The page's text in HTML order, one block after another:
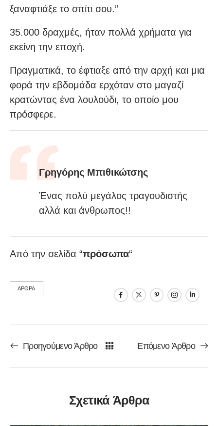
ξαναφτιάξε το σπίτι σου.”
35.000 δραχμές, ήταν πολλά χρήματα για
εκείνη την εποχή.
Πραγματικά, το έφτιαξε από την αρχή και μια
φορά την εβδομάδα ερχόταν στο μαγαζί
κρατώντας ένα λουλούδι, το οποίο μου
πρόσφερε.
Γρηγόρης Μπιθικώτσης
Ένας πολύ μεγάλος τραγουδιστής
αλλά και άνθρωπος!!
Από την σελίδα “πρόσωπα“
ΑΡΘΡΑ
Προηγούμενο Άρθρο Επόμενο Άρθρο
Σχετικά Άρθρα